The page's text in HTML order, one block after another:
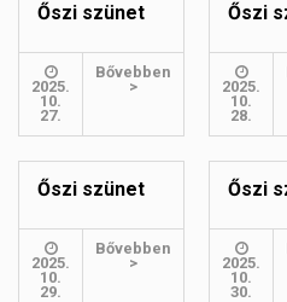
Őszi szünet
2025.
10.
27.
Bővebben
>
Őszi
2025.
10.
28.
Őszi szünet
2025.
10.
29.
Bővebben
>
Őszi
2025.
10.
30.